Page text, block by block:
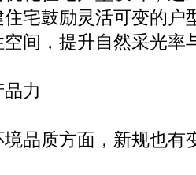
宅鼓励灵活可变的户
间，提升自然采光率
力
品质方面，新规也有